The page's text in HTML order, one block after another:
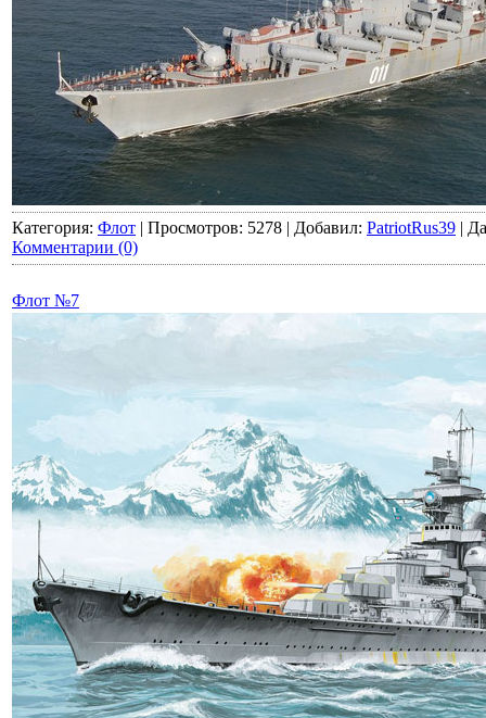
Категория: Флот | Просмотров: 5278 | Добавил: PatriotRus39 |
Комментарии (0)
Флот №7